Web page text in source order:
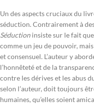
Un des aspects cruciaux du
séduction. Contrairement à
Séduction insiste sur le fait
comme un jeu de pouvoir,
et consensuel. L’auteur y
l’honnêteté et de la
contre les dérives et les abus
selon l’auteur, doit toujours
humaines, qu’elles soient